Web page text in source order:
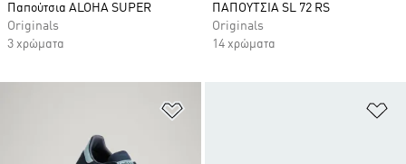
Παπούτσια ALOHA SUPER
Originals
3 χρώματα
ΠΑΠΟΥΤΣΙΑ SL 72 RS
Originals
14 χρώματα
Προσθήκη στη Λίστα Επιθυμιών